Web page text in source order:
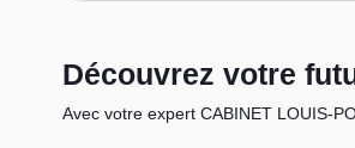
Découvrez votre
Avec votre expert CABINET LOUIS-